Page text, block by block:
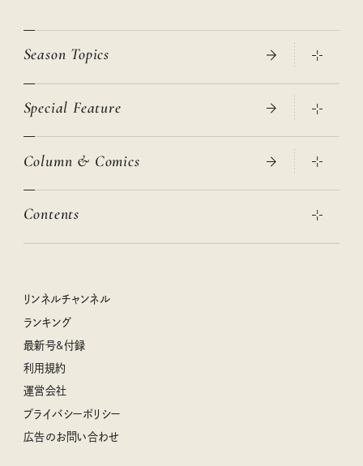
Season Topics
真夏のひんやりグッズ 2026
ニトリ・イケア・無印良品で賢くおしゃれなインテリア
絶品、お餅レシピ大集合！
クラフトビール案内
母の日に贈りたい、お花モチーフのアイテム
Special Feature
2026年春夏 トレンドファッションニュース
女子旅おすすめスポット 暮らすように心地いいリンネル旅ガイ
リンネル 暮らしの道具大賞
ナチュラルメイクレッスン
喜ばれる贈り物手帖
Column & Comics
ぐれいさん
空想喫茶トラノコクさんのあの店この店、喫茶訪問日記
圷みほさんのゆるっと週末キャンプ通信
豆柴・まもるくんの旅日記
柳沢小実さんのお散歩するようなゆるり旅
valoさんのかわいいもの探し
Contents
リンネル暮らし部
リンネルチャンネル
おぱんつ君のわくわく楽しい一週間占い
毎日が心地よくなるリンネルタロット
リンネルチャンネル
ランキング
最新号&付録
利用規約
運営会社
プライバシーポリシー
広告のお問い合わせ